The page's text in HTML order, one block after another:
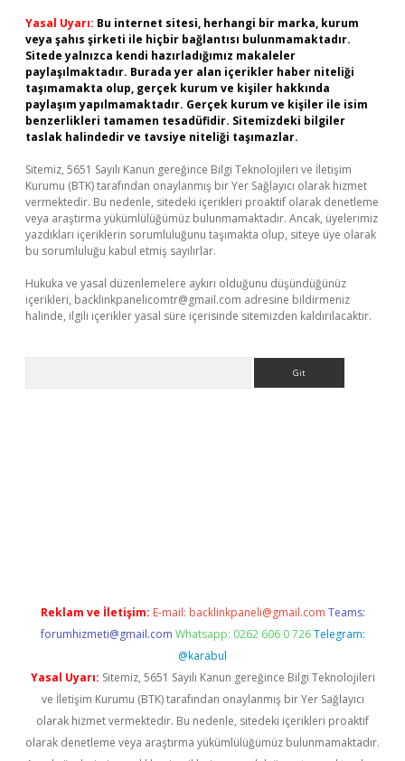
Yasal Uyarı: Bu internet sitesi, herhangi bir marka, kurum
veya şahıs şirketi ile hiçbir bağlantısı bulunmamaktadır.
Sitede yalnızca kendi hazırladığımız makaleler
paylaşılmaktadır. Burada yer alan içerikler haber niteliği
taşımamakta olup, gerçek kurum ve kişiler hakkında
paylaşım yapılmamaktadır. Gerçek kurum ve kişiler ile isim
benzerlikleri tamamen tesadüfidir. Sitemizdeki bilgiler
taslak halindedir ve tavsiye niteliği taşımazlar.
Sitemiz, 5651 Sayılı Kanun gereğince Bilgi Teknolojileri ve İletişim
Kurumu (BTK) tarafından onaylanmış bir Yer Sağlayıcı olarak hizmet
vermektedir. Bu nedenle, sitedeki içerikleri proaktif olarak denetleme
veya araştırma yükümlülüğümüz bulunmamaktadır. Ancak, üyelerimiz
yazdıkları içeriklerin sorumluluğunu taşımakta olup, siteye üye olarak
bu sorumluluğu kabul etmiş sayılırlar.
Hukuka ve yasal düzenlemelere aykırı olduğunu düşündüğünüz
içerikleri, backlinkpanelicomtr@gmail.com adresine bildirmeniz
halinde, ilgili içerikler yasal süre içerisinde sitemizden kaldırılacaktır.
Reklam ve İletişim: E-mail: backlinkpaneli@gmail.com Teams:
forumhizmeti@gmail.com Whatsapp: 0262 606 0 726 Telegram:
@karabul
Yasal Uyarı: Sitemiz, 5651 Sayılı Kanun gereğince Bilgi Teknolojileri
ve İletişim Kurumu (BTK) tarafından onaylanmış bir Yer Sağlayıcı
olarak hizmet vermektedir. Bu nedenle, sitedeki içerikleri proaktif
olarak denetleme veya araştırma yükümlülüğümüz bulunmamaktadır.